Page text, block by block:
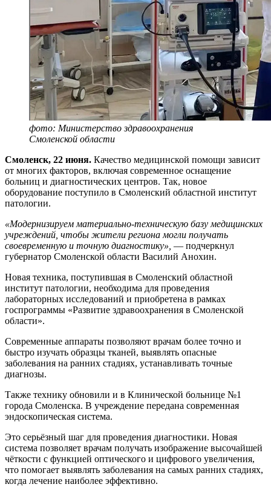
фото: Министерство здравоохранения
Смоленской области
Смоленск, 22 июня. Качество медицинской помощи зависит
от многих факторов, включая современное оснащение
больниц и диагностических центров. Так, новое
оборудование поступило в Смоленский областной институт
патологии.
«Модернизируем материально-техническую базу медицинских
учреждений, чтобы жители региона могли получать
своевременную и точную диагностику», — подчеркнул
губернатор Смоленской области Василий Анохин.
Новая техника, поступившая в Смоленский областной
институт патологии, необходима для проведения
лабораторных исследований и приобретена в рамках
госпрограммы «Развитие здравоохранения в Смоленской
области».
Современные аппараты позволяют врачам более точно и
быстро изучать образцы тканей, выявлять опасные
заболевания на ранних стадиях, устанавливать точные
диагнозы.
Также технику обновили и в Клинической больнице №1
города Смоленска. В учреждение передана современная
эндоскопическая система.
Это серьёзный шаг для проведения диагностики. Новая
система позволяет врачам получать изображение высочайшей
чёткости с функцией оптического и цифрового увеличения,
что помогает выявлять заболевания на самых ранних стадиях,
когда лечение наиболее эффективно.